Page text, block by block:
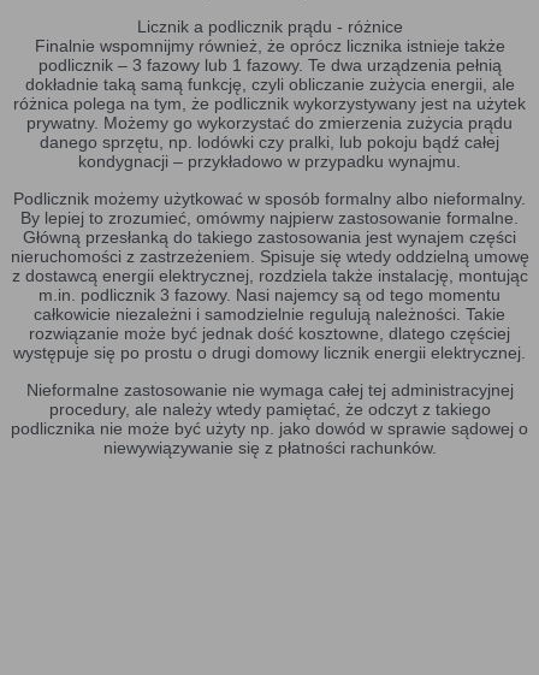
Licznik a podlicznik prądu - różnice
Finalnie wspomnijmy również, że oprócz licznika istnieje także
podlicznik – 3 fazowy lub 1 fazowy. Te dwa urządzenia pełnią
dokładnie taką samą funkcję, czyli obliczanie zużycia energii, ale
różnica polega na tym, że podlicznik wykorzystywany jest na użytek
prywatny. Możemy go wykorzystać do zmierzenia zużycia prądu
danego sprzętu, np. lodówki czy pralki, lub pokoju bądź całej
kondygnacji – przykładowo w przypadku wynajmu.
Podlicznik możemy użytkować w sposób formalny albo nieformalny.
By lepiej to zrozumieć, omówmy najpierw zastosowanie formalne.
Główną przesłanką do takiego zastosowania jest wynajem części
nieruchomości z zastrzeżeniem. Spisuje się wtedy oddzielną umowę
z dostawcą energii elektrycznej, rozdziela także instalację, montując
m.in. podlicznik 3 fazowy. Nasi najemcy są od tego momentu
całkowicie niezależni i samodzielnie regulują należności. Takie
rozwiązanie może być jednak dość kosztowne, dlatego częściej
występuje się po prostu o drugi domowy licznik energii elektrycznej.
Nieformalne zastosowanie nie wymaga całej tej administracyjnej
procedury, ale należy wtedy pamiętać, że odczyt z takiego
podlicznika nie może być użyty np. jako dowód w sprawie sądowej o
niewywiązywanie się z płatności rachunków.